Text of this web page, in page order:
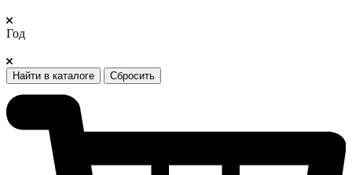
Год
Найти в каталоге Сбросить